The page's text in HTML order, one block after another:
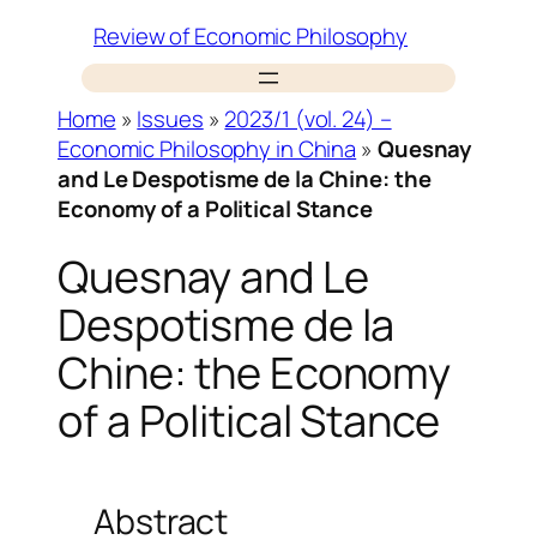
content
Review of Economic Philosophy
Home » Issues » 2023/1 (vol. 24) –
Economic Philosophy in China » Quesnay
and Le Despotisme de la Chine: the
Economy of a Political Stance
Quesnay and Le
Despotisme de la
Chine: the Economy
of a Political Stance
Abstract